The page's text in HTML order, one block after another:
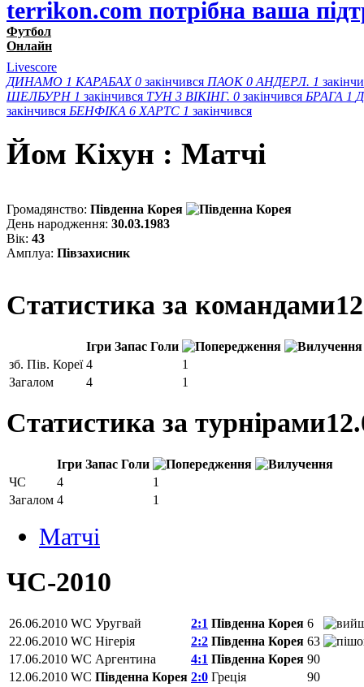
terrikon.com потрібна ваша
Футбол
Онлайн
Livescore
ДИНАМО 1 КАРАБАХ 0 закінчився ПАОК 0 АНДЕРЛ. 1
ШЕЛБУРН 1 закінчився ТУН 3 ВІКІНГ. 0 закінчився БРАГА 1
закінчився БЕНФІКА 6 ХАРТС 1 закінчився
Йом Кіхун : Матчi
Громадянство: Південна Корея
День народження: 30.03.1983
Вік: 43
Амплуа: Півзахисник
Статистика за командами
Ігри Запас Голи
зб. Пів. Кореї 4
1
Загалом
4 1
Статистика за турнірами
Ігри Запас Голи
ЧС
4
1
Загалом 4 1
Матчi
ЧС-2010
26.06.2010 WC Уругвай 2:1 Південна Корея 6
22.06.2010 WC Нігерія 2:2 Південна Корея 63
17.06.2010 WC Аргентина 4:1 Південна Корея 90
12.06.2010 WC Південна Корея 2:0 Греція 90